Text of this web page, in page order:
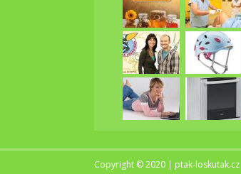
Copyright © 2020 | ptak-loskutak.cz